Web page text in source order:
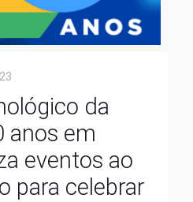
da
anos em
eventos ao
para celebrar